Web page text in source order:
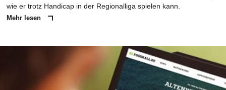
wie er trotz Handicap in der Regionalliga spielen kann.
Mehr lesen